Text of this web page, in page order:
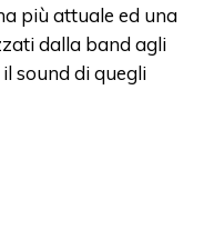
più attuale ed una
dalla band agli
sound di quegli